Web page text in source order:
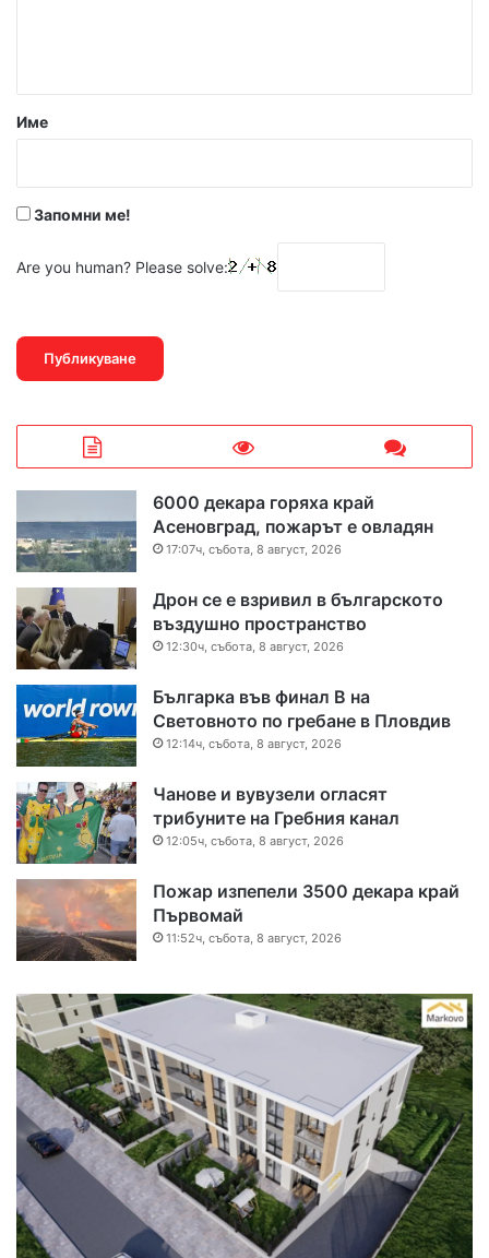
р
Име
Запомни ме!
Are you human? Please solve:
6000 декара горяха край
Асеновград, пожарът е овладян
17:07ч, събота, 8 август, 2026
Дрон се е взривил в българското
въздушно пространство
12:30ч, събота, 8 август, 2026
Българка във финал B на
Световното по гребане в Пловдив
12:14ч, събота, 8 август, 2026
Чанове и вувузели огласят
трибуните на Гребния канал
12:05ч, събота, 8 август, 2026
Пожар изпепели 3500 декара край
Първомай
11:52ч, събота, 8 август, 2026